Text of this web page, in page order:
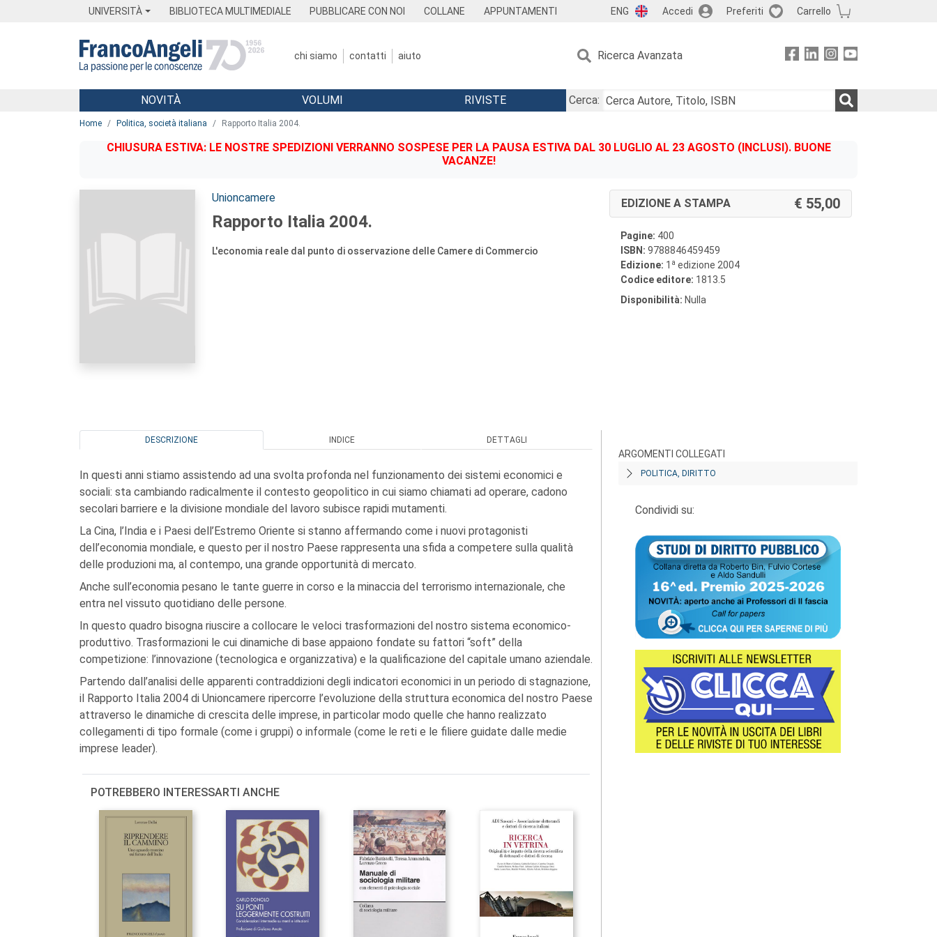
UNIVERSITÀ BIBLIOTECA MULTIMEDIALE PUBBLICARE CON NOI COLLANE APPUNTAMENTI ENG Accedi Preferiti Carrello
chi siamo contatti aiuto Ricerca Avanzata
Menu
NOVITÀ VOLUMI RIVISTE
Cerca:
Home Politica, società italiana Rapporto Italia 2004.
CHIUSURA ESTIVA: LE NOSTRE SPEDIZIONI VERRANNO SOSPESE PER LA PAUSA ESTIVA DAL 30 LUGLIO AL 23 AGOSTO (INCLUSI). BUONE
VACANZE!
Autori:
Unioncamere
Rapporto Italia 2004.
L'economia reale dal punto di osservazione delle Camere di Commercio
EDIZIONE A STAMPA 55,00
Pagine: 400
ISBN: 9788846459459
Edizione: 1 a edizione 2004
Codice editore: 1813.5
Disponibilità: Nulla
DESCRIZIONE INDICE DETTAGLI
In questi anni stiamo assistendo ad una svolta profonda nel funzionamento dei sistemi economici e
sociali: sta cambiando radicalmente il contesto geopolitico in cui siamo chiamati ad operare, cadono
secolari barriere e la divisione mondiale del lavoro subisce rapidi mutamenti.
La Cina, l’India e i Paesi dell’Estremo Oriente si stanno affermando come i nuovi protagonisti
dell’economia mondiale, e questo per il nostro Paese rappresenta una sfida a competere sulla qualità
delle produzioni ma, al contempo, una grande opportunità di mercato.
Anche sull’economia pesano le tante guerre in corso e la minaccia del terrorismo internazionale, che
entra nel vissuto quotidiano delle persone.
In questo quadro bisogna riuscire a collocare le veloci trasformazioni del nostro sistema economico-
produttivo. Trasformazioni le cui dinamiche di base appaiono fondate su fattori “soft” della
competizione: l’innovazione (tecnologica e organizzativa) e la qualificazione del capitale umano aziendale.
Partendo dall’analisi delle apparenti contraddizioni degli indicatori economici in un periodo di stagnazione,
il Rapporto Italia 2004 di Unioncamere ripercorre l’evoluzione della struttura economica del nostro Paese
attraverso le dinamiche di crescita delle imprese, in particolar modo quelle che hanno realizzato
collegamenti di tipo formale (come i gruppi) o informale (come le reti e le filiere guidate dalle medie
imprese leader).
POTREBBERO INTERESSARTI ANCHE
ARGOMENTI COLLEGATI
POLITICA, DIRITTO
Condividi su: